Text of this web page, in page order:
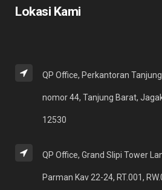
Lokasi Kami
QP Office, Perkantoran
nomor 44, Tanjung Barat,
12530
QP Office, Grand Slipi Tower
Parman Kav 22-24, RT.001,